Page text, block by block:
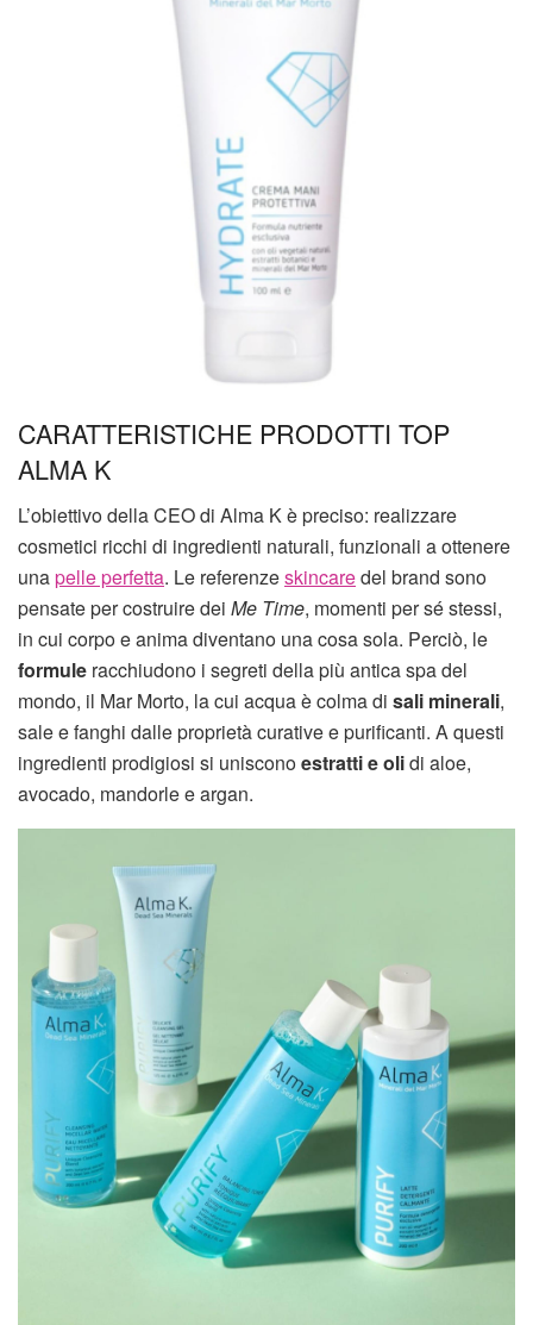
CARATTERISTICHE PRODOTTI TOP
ALMA K
L’obiettivo della CEO di Alma K è preciso: realizzare
cosmetici ricchi di ingredienti naturali, funzionali a ottenere
unapelle perfetta. Le referenzeskincaredel brand sono
pensate per costruire dei Me Time, momenti per sé stessi,
in cui corpo e anima diventano una cosa sola. Perciò, le
formule racchiudono i segreti della più antica spa del
mondo, il Mar Morto, la cui acqua è colma di sali minerali,
sale e fanghi dalle proprietà curative e purificanti. A questi
ingredienti prodigiosi si unisconoestratti e olidi aloe,
avocado, mandorle e argan.